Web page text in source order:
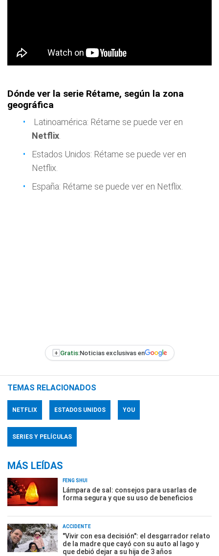
Dónde ver la serie Rétame, según la zona
geográfica
Latinoamérica: Rétame se puede ver en
Netflix
Estados Unidos: Rétame se puede ver en
Netflix.
España: Rétame se puede ver en Netflix.
+ Gratis:Noticias exclusivas en
TEMAS RELACIONADOS
NETFLIX ESTADOS UNIDOS YOU
SERIES Y PELÍCULAS
MÁS LEÍDAS
FENG SHUI
Lámpara de sal: consejos para usarlas de
forma segura y que su uso de beneficios
ACCIDENTE
"Vivir con esa decisión": el desgarrador relato
de la madre que cayó con su auto al lago y
que debió dejar a su hija de 3 años